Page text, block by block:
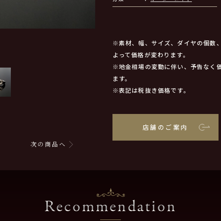
※素材、幅、サイズ、ダイヤの個数
よって価格が変わります。
※地金相場の変動に伴い、予告なく
ます。
※表記は税抜き価格です。
店舗のご案内
次の商品へ
Recommendation